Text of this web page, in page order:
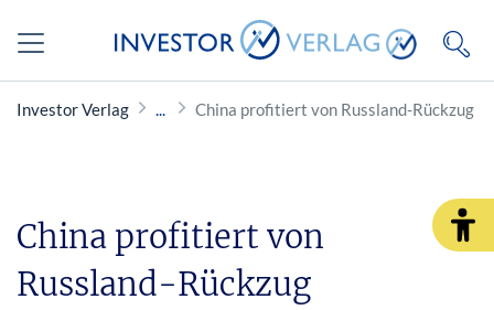
Investor Verlag China profitiert von Russland-Rückzug
China profitiert von
Russland-Rückzug